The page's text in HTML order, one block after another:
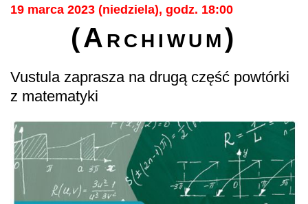
19 marca 2023 (niedziela), godz. 18:00
(Archiwum)
Vustula zaprasza na drugą część powtórki
z matematyki